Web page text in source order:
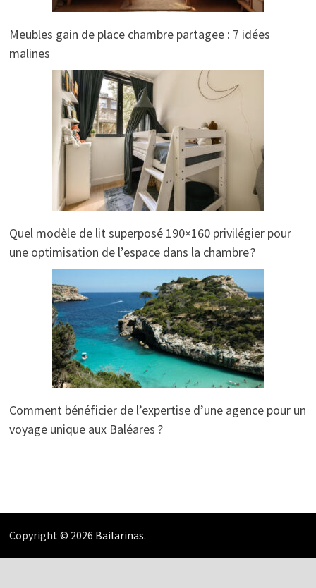
Meubles gain de place chambre partagee : 7 idées
malines
Quel modèle de lit superposé 190×160 privilégier pour
une optimisation de l’espace dans la chambre ?
Comment bénéficier de l’expertise d’une agence pour un
voyage unique aux Baléares ?
Copyright © 2026 Bailarinas.